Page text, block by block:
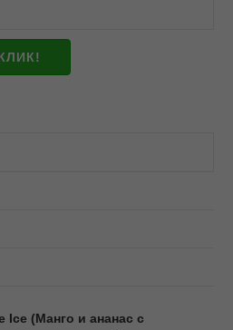
Ice (Манго и ананас с